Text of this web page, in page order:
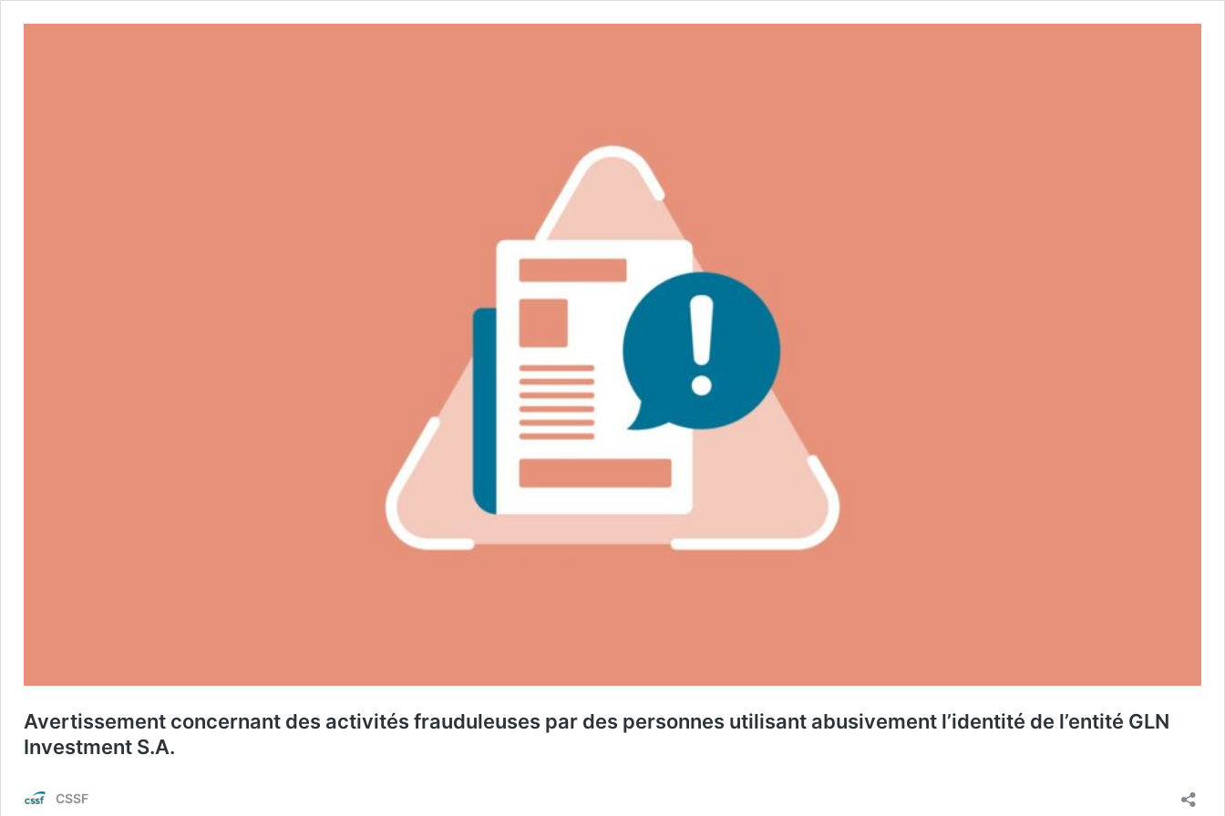
Avertissement concernant des activités frauduleuses par des personnes utilisant abusivement l’identité de l’entité GLN
Investment S.A.
CSSF